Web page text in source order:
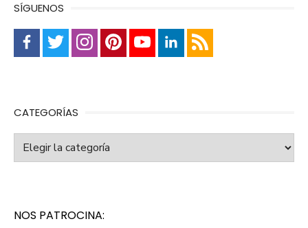
SÍGUENOS
CATEGORÍAS
Categorías
NOS PATROCINA: